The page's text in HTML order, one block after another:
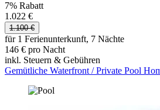
7% Rabatt
1.022 €
1.100 €
für 1 Ferienunterkunft, 7 Nächte
146 € pro Nacht
inkl. Steuern & Gebühren
Gemütliche Waterfront / Private Pool